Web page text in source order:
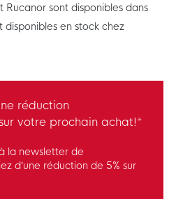
sont disponibles dans
en stock chez
réduction
votre prochain achat!*
la newsletter de
d’une réduction de 5% sur